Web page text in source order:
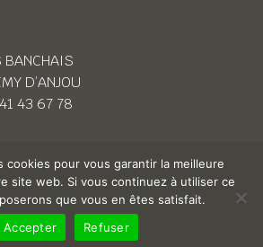
BANCHAIS
D’ANJOU
43 67 78
43 87 38 08
cookies pour vous garantir la meilleure
site web. Si vous continuez à utiliser ce
que vous en êtes satisfait.
Accepter
Refuser